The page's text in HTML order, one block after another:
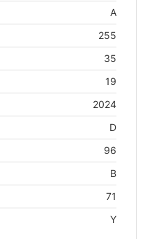
A
255
35
19
2024
D
96
B
71
Y